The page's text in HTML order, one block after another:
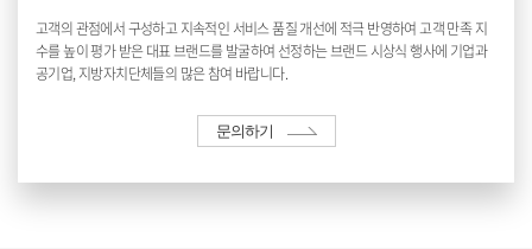
고객의 관점에서 구성하고 지속적인 서비스 품질 개선에 적극 반영하여 고객 만족 지
수를 높이 평가 받은 대표 브랜드를 발굴하여 선정하는 브랜드 시상식 행사에 기업과
공기업, 지방자치단체들의 많은 참여 바랍니다.
문의하기